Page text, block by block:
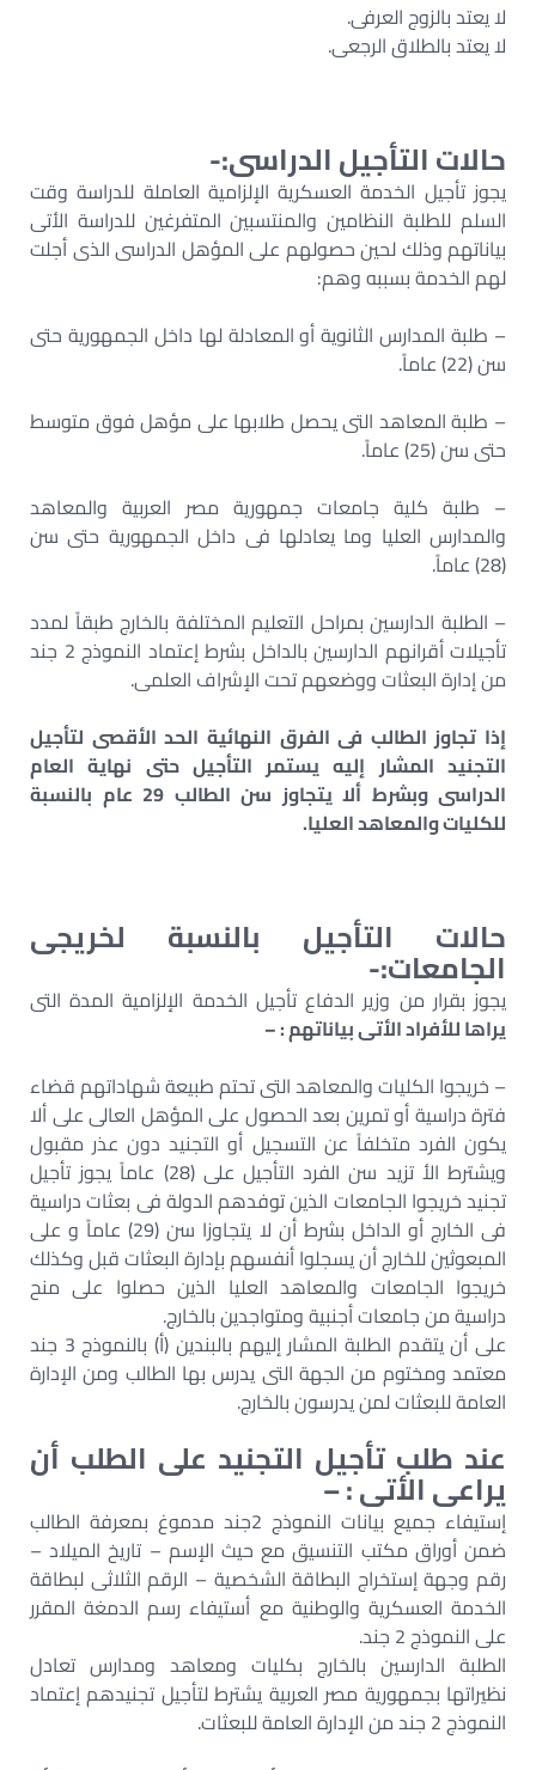
لا يعتد بالزوج العرفى.
لا يعتد بالطلاق الرجعى.
حالات التأجيل الدراسى:-
يجوز تأجيل الخدمة العسكرية الإلزامية العاملة للدراسة وقت
السلم للطلبة النظامين والمنتسبين المتفرغين للدراسة الأتى
بياناتهم وذلك لحين حصولهم على المؤهل الدراسى الذى أجلت
لهم الخدمة بسببه وهم:
– طلبة المدارس الثانوية أو المعادلة لها داخل الجمهورية حتى
سن (22) عاماً.
– طلبة المعاهد التى يحصل طلابها على مؤهل فوق متوسط
حتى سن (25) عاماً.
– طلبة كلية جامعات جمهورية مصر العربية والمعاهد
والمدارس العليا وما يعادلها فى داخل الجمهورية حتى سن
(28) عاماً.
– الطلبة الدارسين بمراحل التعليم المختلفة بالخارج طبقاً لمدد
تأجيلات أقرانهم الدارسين بالداخل بشرط إعتماد النموذج 2 جند
من إدارة البعثات ووضعهم تحت الإشراف العلمى.
إذا تجاوز الطالب فى الفرق النهائية الحد الأقصى لتأجيل
التجنيد المشار إليه يستمر التأجيل حتى نهاية العام
الدراسى وبشرط ألا يتجاوز سن الطالب 29 عام بالنسبة
للكليات والمعاهد العليا.
حالات التأجيل بالنسبة لخريجى
الجامعات:-
يجوز بقرار من وزير الدفاع تأجيل الخدمة الإلزامية المدة التى
يراها للأفراد الأتى بياناتهم : –
– خريجوا الكليات والمعاهد التى تحتم طبيعة شهاداتهم قضاء
فترة دراسية أو تمرين بعد الحصول على المؤهل العالى على ألا
يكون الفرد متخلفاً عن التسجيل أو التجنيد دون عذر مقبول
ويشترط الأ تزيد سن الفرد التأجيل على (28) عاماً يجوز تأجيل
تجنيد خريجوا الجامعات الذين توفدهم الدولة فى بعثات دراسية
فى الخارج أو الداخل بشرط أن لا يتجاوزا سن (29) عاماً و على
المبعوثين للخارج أن يسجلوا أنفسهم بإدارة البعثات قبل وكذلك
خريجوا الجامعات والمعاهد العليا الذين حصلوا على منح
دراسية من جامعات أجنبية ومتواجدين بالخارج.
على أن يتقدم الطلبة المشار إليهم بالبندين (أ) بالنموذج 3 جند
معتمد ومختوم من الجهة التى يدرس بها الطالب ومن الإدارة
العامة للبعثات لمن يدرسون بالخارج.
عند طلب تأجيل التجنيد على الطلب أن
يراعى الأتى : –
إستيفاء جميع بيانات النموذج 2جند مدموغ بمعرفة الطالب
ضمن أوراق مكتب التنسيق مع حيث الإسم – تاريخ الميلاد –
رقم وجهة إستخراج البطاقة الشخصية – الرقم الثلاثى لبطاقة
الخدمة العسكرية والوطنية مع أستيفاء رسم الدمغة المقرر
على النموذج 2 جند.
الطلبة الدارسين بالخارج بكليات ومعاهد ومدارس تعادل
نظيراتها بجمهورية مصر العربية يشترط لتأجيل تجنيدهم إعتماد
النموذج 2 جند من الإدارة العامة للبعثات.